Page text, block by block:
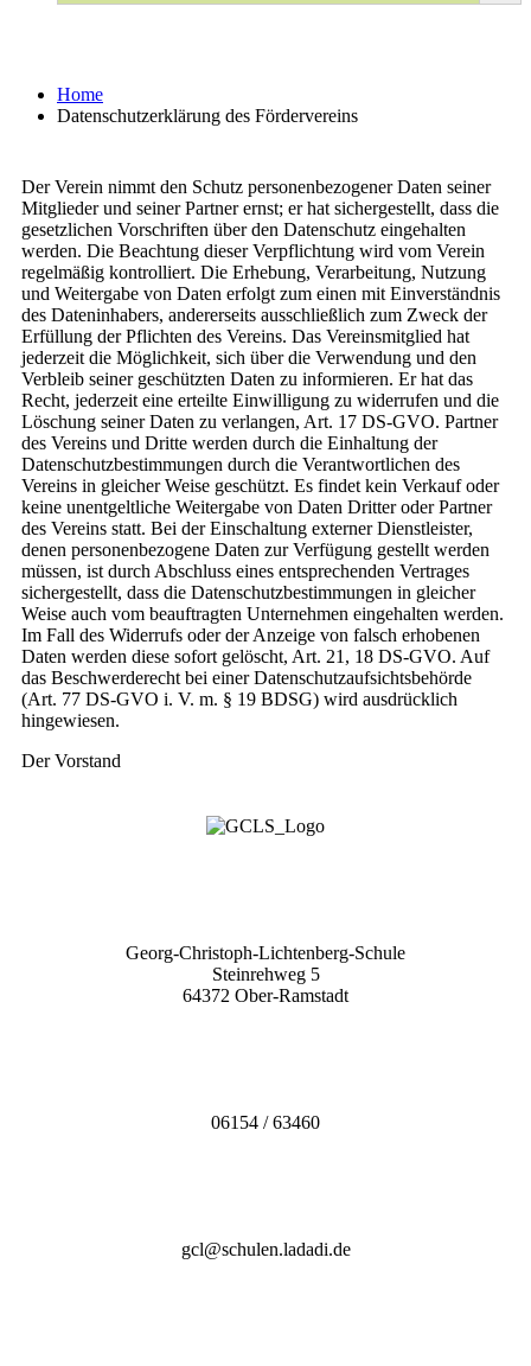
Home
Datenschutzerklärung des Fördervereins
Der Verein nimmt den Schutz personenbezogener Daten seiner
Mitglieder und seiner Partner ernst; er hat sichergestellt, dass die
gesetzlichen Vorschriften über den Datenschutz eingehalten
werden. Die Beachtung dieser Verpflichtung wird vom Verein
regelmäßig kontrolliert. Die Erhebung, Verarbeitung, Nutzung
und Weitergabe von Daten erfolgt zum einen mit Einverständnis
des Dateninhabers, andererseits ausschließlich zum Zweck der
Erfüllung der Pflichten des Vereins. Das Vereinsmitglied hat
jederzeit die Möglichkeit, sich über die Verwendung und den
Verbleib seiner geschützten Daten zu informieren. Er hat das
Recht, jederzeit eine erteilte Einwilligung zu widerrufen und die
Löschung seiner Daten zu verlangen, Art. 17 DS-GVO. Partner
des Vereins und Dritte werden durch die Einhaltung der
Datenschutzbestimmungen durch die Verantwortlichen des
Vereins in gleicher Weise geschützt. Es findet kein Verkauf oder
keine unentgeltliche Weitergabe von Daten Dritter oder Partner
des Vereins statt. Bei der Einschaltung externer Dienstleister,
denen personenbezogene Daten zur Verfügung gestellt werden
müssen, ist durch Abschluss eines entsprechenden Vertrages
sichergestellt, dass die Datenschutzbestimmungen in gleicher
Weise auch vom beauftragten Unternehmen eingehalten werden.
Im Fall des Widerrufs oder der Anzeige von falsch erhobenen
Daten werden diese sofort gelöscht, Art. 21, 18 DS-GVO. Auf
das Beschwerderecht bei einer Datenschutzaufsichtsbehörde
(Art. 77 DS-GVO i. V. m. § 19 BDSG) wird ausdrücklich
hingewiesen.
Der Vorstand
Georg-Christoph-Lichtenberg-Schule
Steinrehweg 5
64372 Ober-Ramstadt
06154 / 63460
gcl@schulen.ladadi.de